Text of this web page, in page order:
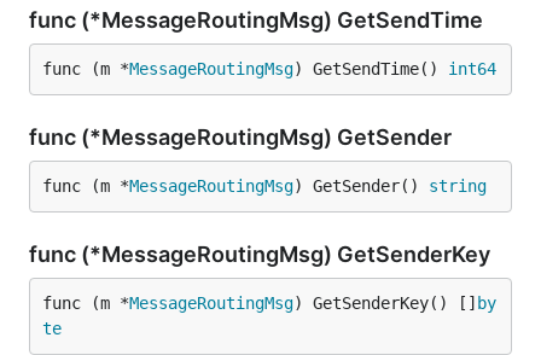
func (*MessageRoutingMsg) GetSendTime
func (m *MessageRoutingMsg) GetSendTime() int64
func (*MessageRoutingMsg) GetSender
func (m *MessageRoutingMsg) GetSender() string
func (*MessageRoutingMsg) GetSenderKey
func (m *MessageRoutingMsg) GetSenderKey() [] by
te